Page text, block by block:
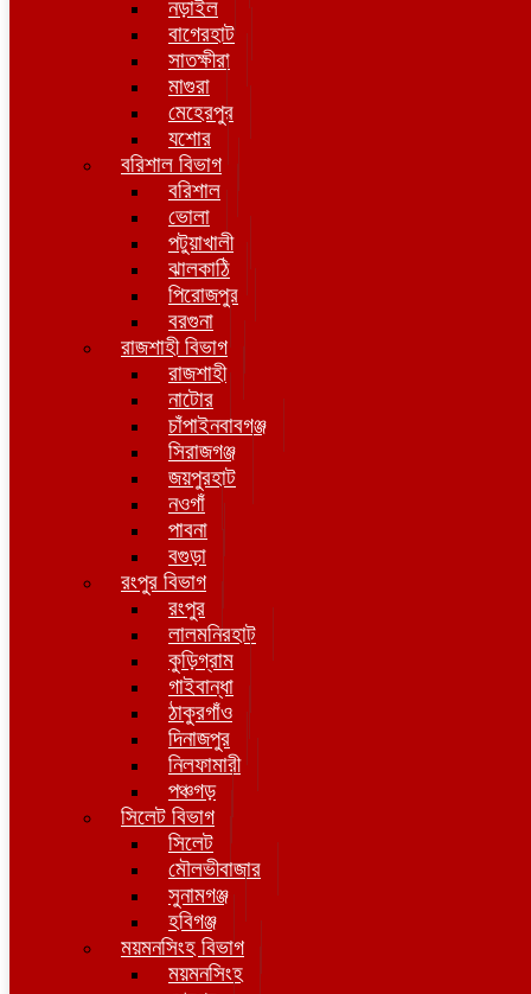
নড়াইল
বাগেরহাট
সাতক্ষীরা
মাগুরা
মেহেরপুর
যশোর
বরিশাল বিভাগ
বরিশাল
ভোলা
পটুয়াখালী
ঝালকাঠি
পিরোজপুর
বরগুনা
রাজশাহী বিভাগ
রাজশাহী
নাটোর
চাঁপাইনবাবগঞ্জ
সিরাজগঞ্জ
জয়পুরহাট
নওগাঁ
পাবনা
বগুড়া
রংপুর বিভাগ
রংপুর
লালমনিরহাট
কুড়িগ্রাম
গাইবান্ধা
ঠাকুরগাঁও
দিনাজপুর
নিলফামারী
পঞ্চগড়
সিলেট বিভাগ
সিলেট
মৌলভীবাজার
সুনামগঞ্জ
হবিগঞ্জ
ময়মনসিংহ বিভাগ
ময়মনসিংহ